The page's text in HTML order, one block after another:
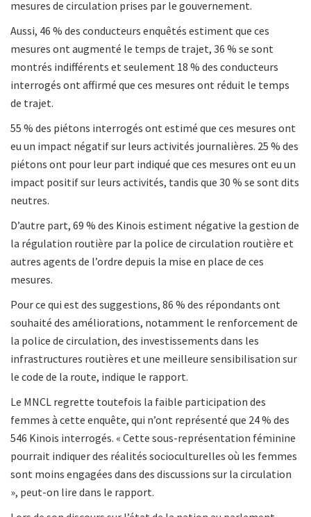
mesures de circulation prises par le gouvernement.
Aussi, 46 % des conducteurs enquêtés estiment que ces
mesures ont augmenté le temps de trajet, 36 % se sont
montrés indifférents et seulement 18 % des conducteurs
interrogés ont affirmé que ces mesures ont réduit le temps
de trajet.
55 % des piétons interrogés ont estimé que ces mesures ont
eu un impact négatif sur leurs activités journalières. 25 % des
piétons ont pour leur part indiqué que ces mesures ont eu un
impact positif sur leurs activités, tandis que 30 % se sont dits
neutres.
D’autre part, 69 % des Kinois estiment négative la gestion de
la régulation routière par la police de circulation routière et
autres agents de l’ordre depuis la mise en place de ces
mesures.
Pour ce qui est des suggestions, 86 % des répondants ont
souhaité des améliorations, notamment le renforcement de
la police de circulation, des investissements dans les
infrastructures routières et une meilleure sensibilisation sur
le code de la route, indique le rapport.
Le MNCL regrette toutefois la faible participation des
femmes à cette enquête, qui n’ont représenté que 24 % des
546 Kinois interrogés. « Cette sous-représentation féminine
pourrait indiquer des réalités socioculturelles où les femmes
sont moins engagées dans des discussions sur la circulation
», peut-on lire dans le rapport.